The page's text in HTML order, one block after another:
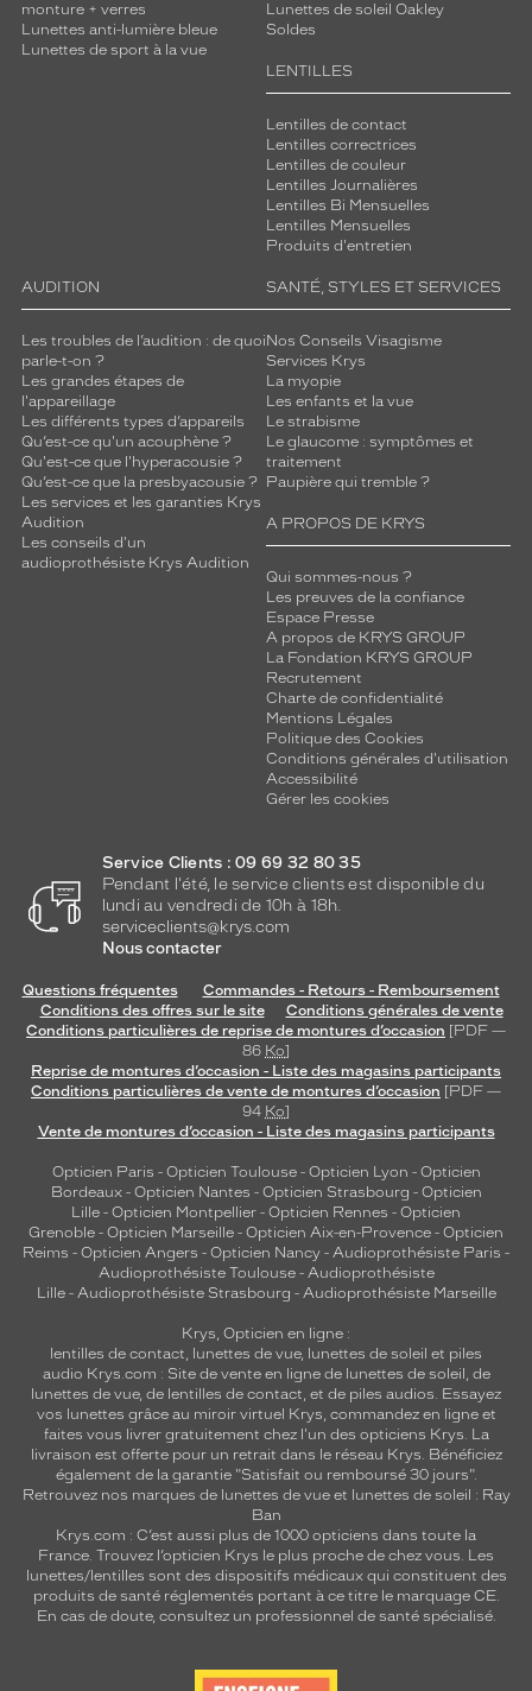
monture + verres
Lunettes anti-lumière bleue
Lunettes de sport à la vue
Lunettes de soleil Oakley
Soldes
LENTILLES
Lentilles de contact
Lentilles correctrices
Lentilles de couleur
Lentilles Journalières
Lentilles Bi Mensuelles
Lentilles Mensuelles
Produits d'entretien
AUDITION
Les troubles de l’audition : de quoi
parle-t-on ?
Les grandes étapes de
l'appareillage
Les différents types d’appareils
Qu’est-ce qu'un acouphène ?
Qu'est-ce que l'hyperacousie ?
Qu’est-ce que la presbyacousie ?
Les services et les garanties Krys
Audition
Les conseils d'un
audioprothésiste Krys Audition
SANTÉ, STYLES ET SERVICES
Nos Conseils Visagisme
Services Krys
La myopie
Les enfants et la vue
Le strabisme
Le glaucome : symptômes et
traitement
Paupière qui tremble ?
A PROPOS DE KRYS
Qui sommes-nous ?
Les preuves de la confiance
Espace Presse
A propos de KRYS GROUP
La Fondation KRYS GROUP
Recrutement
Charte de confidentialité
Mentions Légales
Politique des Cookies
Conditions générales d'utilisation
Accessibilité
Gérer les cookies
Service Clients : 09 69 32 80 35
Pendant l'été, le service clients est disponible du
lundi au vendredi de 10h à 18h.
serviceclients@krys.com
Nous contacter
Questions fréquentes
Commandes - Retours - Remboursement
Conditions des offres sur le site
Conditions générales de vente
Conditions particulières de reprise de montures d’occasion [PDF —
86 Ko]
Reprise de montures d’occasion - Liste des magasins participants
Conditions particulières de vente de montures d’occasion [PDF —
94 Ko]
Vente de montures d’occasion - Liste des magasins participants
Opticien Paris - Opticien Toulouse- Opticien Lyon - Opticien
Bordeaux- Opticien Nantes - Opticien Strasbourg - Opticien
Lille - Opticien Montpellier - Opticien Rennes - Opticien
Grenoble - Opticien Marseille - Opticien Aix-en-Provence - Opticien
Reims - Opticien Angers - Opticien Nancy - Audioprothésiste Paris -
Audioprothésiste Toulouse- Audioprothésiste
Lille- Audioprothésiste Strasbourg - Audioprothésiste Marseille
Krys, Opticien en ligne :
lentilles de contact, lunettes de vue, lunettes de soleil et piles
audio Krys.com : Site de vente en ligne de lunettes de soleil, de
lunettes de vue, de lentilles de contact, et de piles audios. Essayez
vos lunettes grâce au miroir virtuel Krys, commandez en ligne et
faites vous livrer gratuitement chez l'un des opticiens Krys. La
livraison est offerte pour un retrait dans le réseau Krys. Bénéficiez
également de la garantie "Satisfait ou remboursé 30 jours".
Retrouvez nos marques de lunettes de vue et lunettes de soleil : Ray
Ban
Krys.com : C’est aussi plus de 1000 opticiens dans toute la
France. Trouvez l’opticien Krys le plus proche de chez vous. Les
lunettes/lentilles sont des dispositifs médicaux qui constituent des
produits de santé réglementés portant à ce titre le marquage CE.
En cas de doute, consultez un professionnel de santé spécialisé.